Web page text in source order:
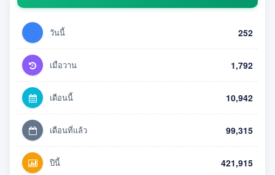
วันนี้ 252
เมื่อวาน 1,792
เดือนนี้ 10,942
เดือนที่แล้ว 99,315
ปีนี้ 421,915